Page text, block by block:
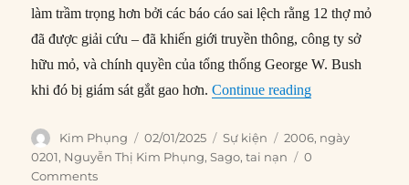
làm trầm trọng hơn bởi các báo cáo sai lệch rằng 12 thợ mỏ
đã được giải cứu – đã khiến giới truyền thông, công ty sở
hữu mỏ, và chính quyền của tổng thống George W. Bush
khi đó bị giám sát gắt gao hơn.Continue reading“02/01/2006:
Author
Kim Phụng
Posted
on
02/01/2025 Categories
Sự kiện Tags
2006, ngày
0201, Nguyễn Thị Kim Phụng,Sago,tai nạn
0
Comments